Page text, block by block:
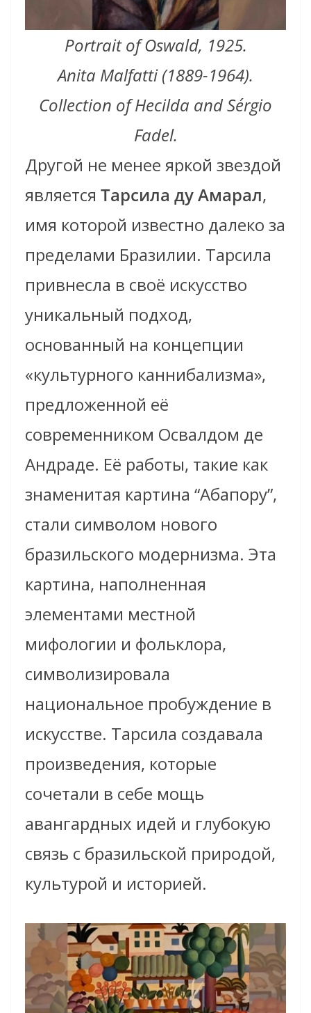
Portrait of Oswald, 1925.
Anita Malfatti (1889-1964).
Collection of Hecilda and Sérgio
Fadel.
Другой не менее яркой звездой
является Тарсила ду Амарал,
имя которой известно далеко за
пределами Бразилии. Тарсила
привнесла в своё искусство
уникальный подход,
основанный на концепции
«культурного каннибализма»,
предложенной её
современником Освалдом де
Андраде. Её работы, такие как
знаменитая картина “Абапору”,
стали символом нового
бразильского модернизма. Эта
картина, наполненная
элементами местной
мифологии и фольклора,
символизировала
национальное пробуждение в
искусстве. Тарсила создавала
произведения, которые
сочетали в себе мощь
авангардных идей и глубокую
связь с бразильской природой,
культурой и историей.